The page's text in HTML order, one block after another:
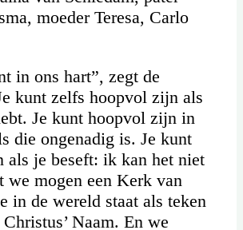
moeder Teresa, Carlo
in ons hart”, zegt de
kunt zelfs hoopvol zijn als
Je kunt hoopvol zijn in
die ongenadig is. Je kunt
als je beseft: ik kan het niet
we mogen een Kerk van
in de wereld staat als teken
Naam. En we